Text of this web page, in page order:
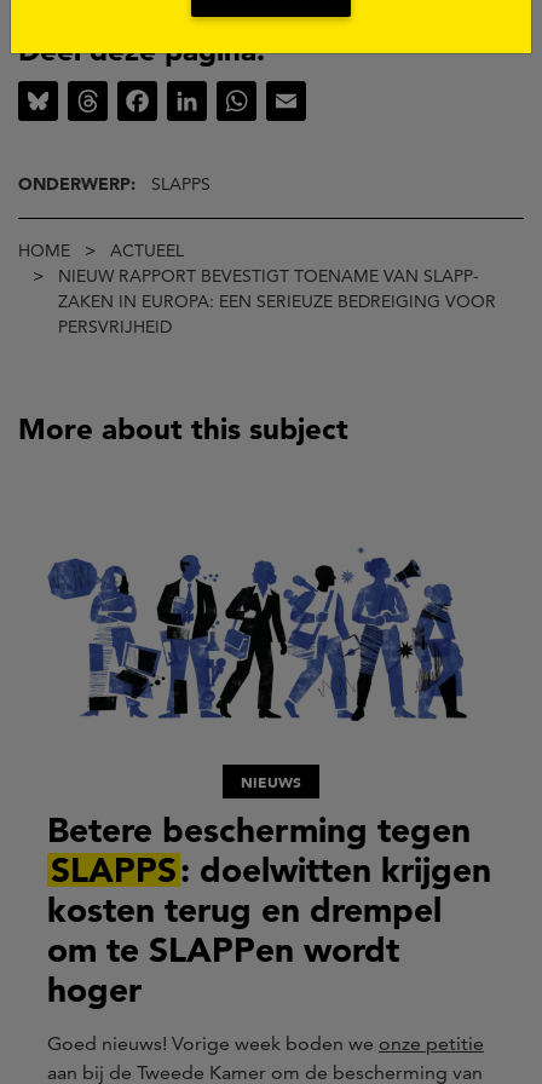
Deel deze pagina:
Bluesky ThreadsFacebookLinkedInWhatsApp
ONDERWERP: SLAPPS
Kruimelpad
HOME
ACTUEEL
NIEUW RAPPORT BEVESTIGT TOENAME VAN SLAPP-
ZAKEN IN EUROPA: EEN SERIEUZE BEDREIGING VOOR
PERSVRIJHEID
More about this subject
NIEUWS
Betere bescherming tegen
SLAPPS: doelwitten krijgen
kosten terug en drempel
om te SLAPPen wordt
hoger
Goed nieuws! Vorige week boden we onze petitie
aan bij de Tweede Kamer om de bescherming van